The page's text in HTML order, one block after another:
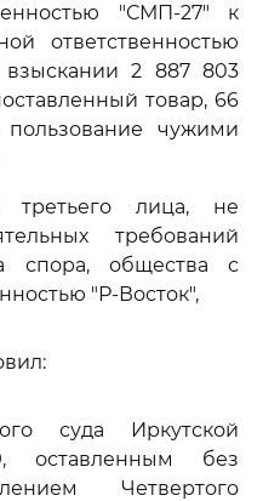
"СМП-27" к
ответственностью
взыскании 2 887 803
товар, 66
чужими
лица, не
требований
спора, общества с
"Р-Восток",
суда Иркутской
оставленным без
Четвертого